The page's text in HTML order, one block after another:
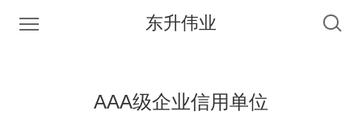
东升伟业
AAA级企业信用单位